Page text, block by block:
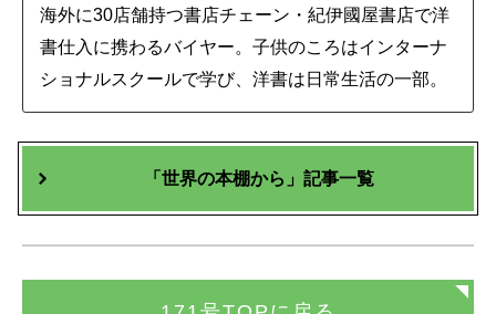
海外に30店舗持つ書店チェーン・紀伊國屋書店で洋
書仕入に携わるバイヤー。子供のころはインターナ
ショナルスクールで学び、洋書は日常生活の一部。
「世界の本棚から」記事一覧